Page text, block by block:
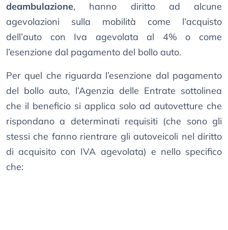
deambulazione, hanno diritto ad alcune
agevolazioni sulla mobilità come l’acquisto
dell’auto con Iva agevolata al 4% o come
l’esenzione dal pagamento del bollo auto.
Per quel che riguarda l’esenzione dal pagamento
del bollo auto, l’Agenzia delle Entrate sottolinea
che il beneficio si applica solo ad autovetture che
rispondano a determinati requisiti (che sono gli
stessi che fanno rientrare gli autoveicoli nel diritto
di acquisito con IVA agevolata) e nello specifico
che: